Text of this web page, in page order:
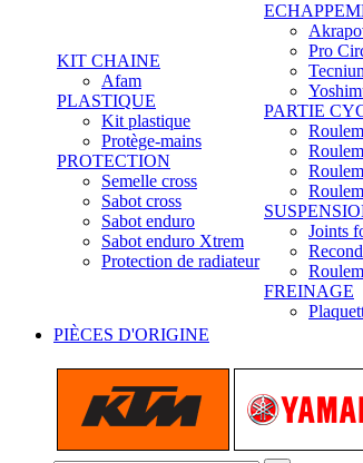
KIT CHAINE
Afam
PLASTIQUE
Kit plastique
Protège-mains
PROTECTION
Semelle cross
Sabot cross
Sabot enduro
Sabot enduro Xtrem
Protection de radiateur
Pro
PARTIE
Joints
FREINAGE
PIÈCES D'ORIGINE